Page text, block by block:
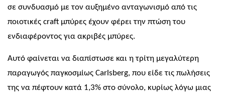
σε συνδυασμό με τον αυξημένο ανταγωνισμό από τις
ποιοτικές craft μπύρες έχουν φέρει την πτώση του
ενδιαφέροντος για ακριβές μπύρες.
Αυτό φαίνεται να διαπίστωσε και η τρίτη μεγαλύτερη
παραγωγός παγκοσμίως Carlsberg, που είδε τις πωλήσεις
της να πέφτουν κατά 1,3% στο σύνολο, κυρίως λόγω μιας